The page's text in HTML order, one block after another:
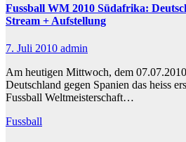
Fussball WM 2010 Südafrika:
Stream + Aufstellung
7. Juli 2010 admin
Am heutigen Mittwoch, dem
Deutschland gegen Spanien das heiss
Fussball Weltmeisterschaft…
Fussball